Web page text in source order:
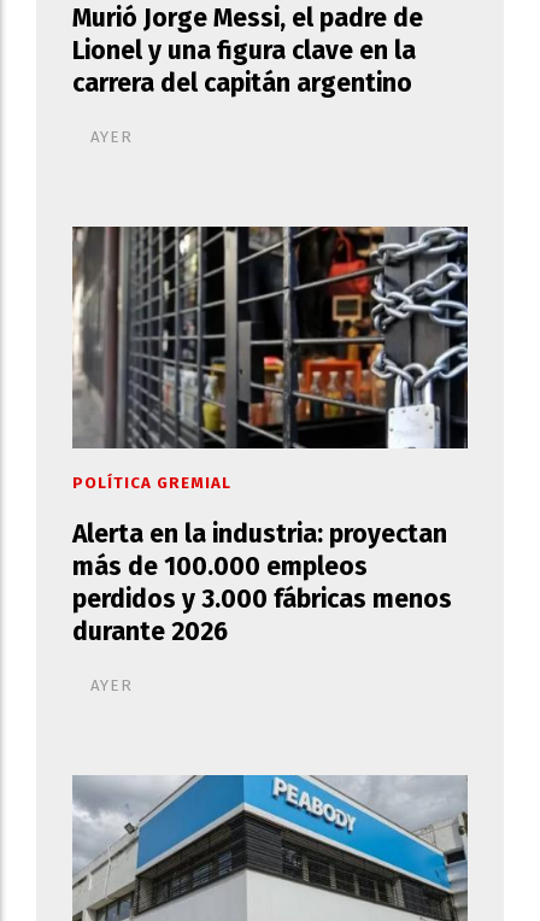
Murió Jorge Messi, el padre de
Lionel y una figura clave en la
carrera del capitán argentino
AYER
Alerta en la industria: proyectan
más de 100.000 empleos
perdidos y 3.000 fábricas menos
durante 2026
POLÍTICA GREMIAL
AYER